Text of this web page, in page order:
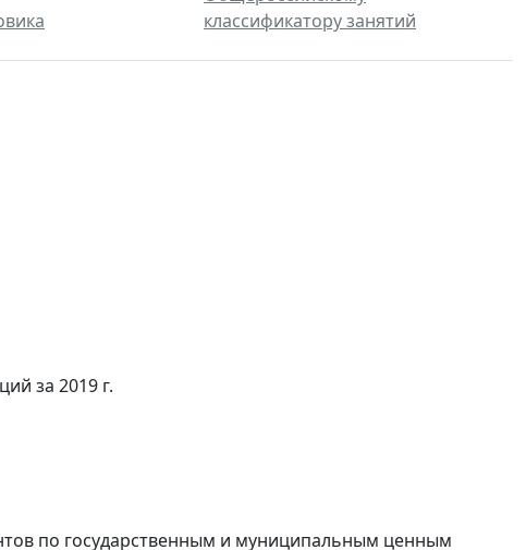
классификатору занятий
за 2019 г.
по государственным и муниципальным ценным